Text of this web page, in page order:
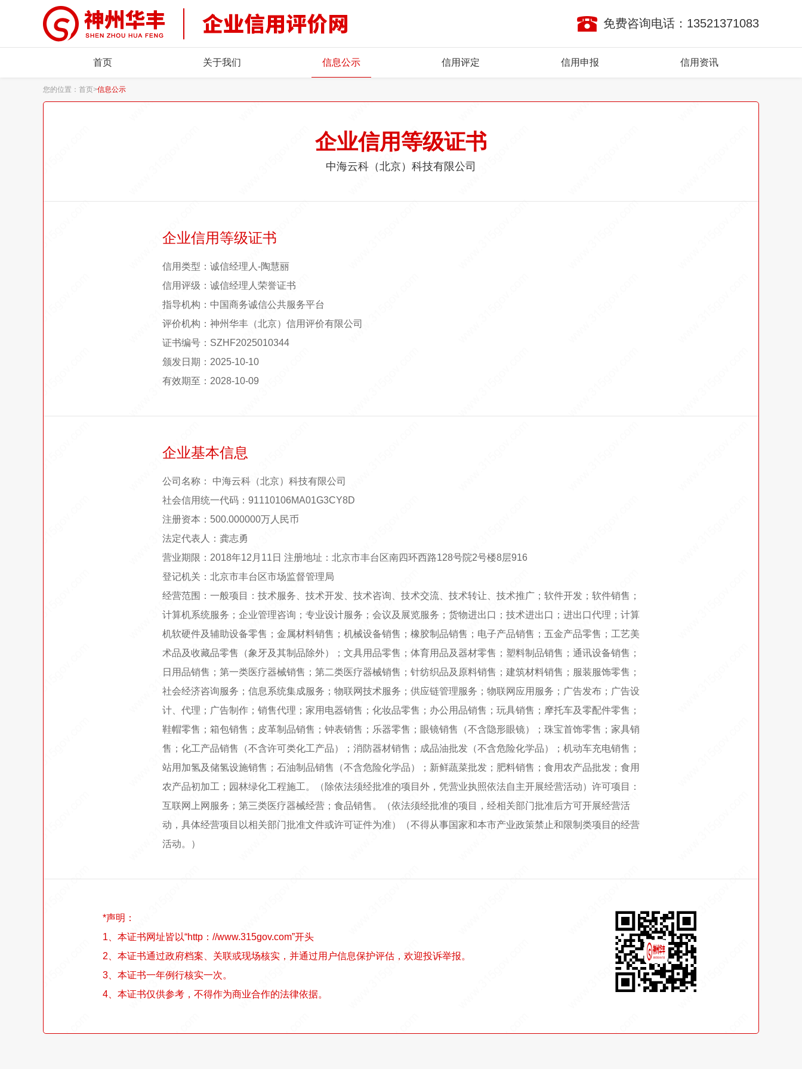
免费咨询电话：13521371083
首页 关于我们 信息公示 信用评定 信用申报 信用资讯
您的位置： 首页>信息公示
企业信用等级证书
中海云科（北京）科技有限公司
企业信用等级证书
信用类型：诚信经理人-陶慧丽
信用评级：诚信经理人荣誉证书
指导机构：中国商务诚信公共服务平台
评价机构：神州华丰（北京）信用评价有限公司
证书编号：SZHF2025010344
颁发日期：2025-10-10
有效期至：2028-10-09
企业基本信息
公司名称： 中海云科（北京）科技有限公司
社会信用统一代码：91110106MA01G3CY8D
注册资本：500.000000万人民币
法定代表人：龚志勇
营业期限：2018年12月11日 注册地址：北京市丰台区南四环西路128号院2号楼8层916
登记机关：北京市丰台区市场监督管理局
经营范围：一般项目：技术服务、技术开发、技术咨询、技术交流、技术转让、技术推广；软件开发；软件销售；
计算机系统服务；企业管理咨询；专业设计服务；会议及展览服务；货物进出口；技术进出口；进出口代理；计算
机软硬件及辅助设备零售；金属材料销售；机械设备销售；橡胶制品销售；电子产品销售；五金产品零售；工艺美
术品及收藏品零售（象牙及其制品除外）；文具用品零售；体育用品及器材零售；塑料制品销售；通讯设备销售；
日用品销售；第一类医疗器械销售；第二类医疗器械销售；针纺织品及原料销售；建筑材料销售；服装服饰零售；
社会经济咨询服务；信息系统集成服务；物联网技术服务；供应链管理服务；物联网应用服务；广告发布；广告设
计、代理；广告制作；销售代理；家用电器销售；化妆品零售；办公用品销售；玩具销售；摩托车及零配件零售；
鞋帽零售；箱包销售；皮革制品销售；钟表销售；乐器零售；眼镜销售（不含隐形眼镜）；珠宝首饰零售；家具销
售；化工产品销售（不含许可类化工产品）；消防器材销售；成品油批发（不含危险化学品）；机动车充电销售；
站用加氢及储氢设施销售；石油制品销售（不含危险化学品）；新鲜蔬菜批发；肥料销售；食用农产品批发；食用
农产品初加工；园林绿化工程施工。（除依法须经批准的项目外，凭营业执照依法自主开展经营活动）许可项目：
互联网上网服务；第三类医疗器械经营；食品销售。（依法须经批准的项目，经相关部门批准后方可开展经营活
动，具体经营项目以相关部门批准文件或许可证件为准）（不得从事国家和本市产业政策禁止和限制类项目的经营
活动。）
*声明：
1、本证书网址皆以“http：//www.315gov.com”开头
2、本证书通过政府档案、关联或现场核实，并通过用户信息保护评估，欢迎投诉举报。
3、本证书一年例行核实一次。
4、本证书仅供参考，不得作为商业合作的法律依据。